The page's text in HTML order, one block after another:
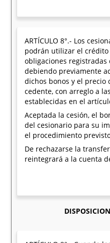
ARTÍCULO 8°.- Los
podrán utilizar el crédito
obligaciones registradas
debiendo previamente
dichos bonos y el
cedente, con arreglo a
establecidas en el
Aceptada la cesión, el
del cesionario para su
el procedimiento
De rechazarse la
reintegrará a la cuenta